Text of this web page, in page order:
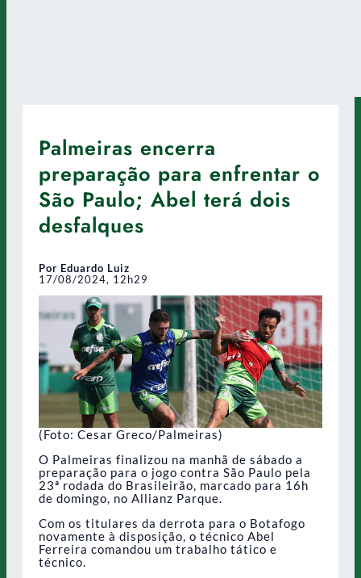
Palmeiras encerra
preparação para enfrentar o
São Paulo; Abel terá dois
desfalques
Por Eduardo Luiz
17/08/2024, 12h29
(Foto: Cesar Greco/Palmeiras)
O Palmeiras finalizou na manhã de sábado a
preparação para o jogo contra São Paulo pela
23ª rodada do Brasileirão, marcado para 16h
de domingo, no Allianz Parque.
Com os titulares da derrota para o Botafogo
novamente à disposição, o técnico Abel
Ferreira comandou um trabalho tático e
técnico.